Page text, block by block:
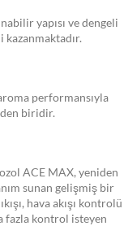
yapısı ve dengeli
kazanmaktadır.
performansıyla
biridir.
ACE MAX, yeniden
sunan gelişmiş bir
hava akışı kontrolü
fazla kontrol isteyen